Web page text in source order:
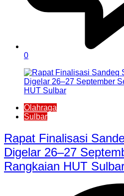
0
Olahraga
Sulbar
Rapat Finalisasi
Digelar 26–27
Rangkaian HUT